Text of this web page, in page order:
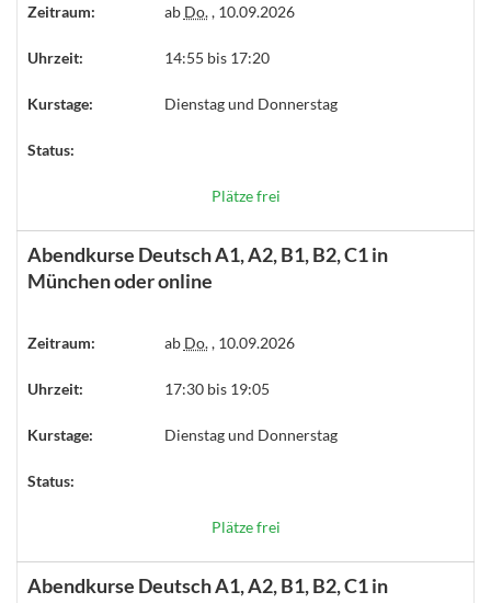
Zeitraum: ab Do., 10.09.2026
Uhrzeit: 14:55 bis 17:20
Kurstage: Dienstag und Donnerstag
Status:
Plätze frei
Abendkurse Deutsch A1, A2, B1, B2, C1 in
München oder online
Zeitraum: ab Do., 10.09.2026
Uhrzeit: 17:30 bis 19:05
Kurstage: Dienstag und Donnerstag
Status:
Plätze frei
Abendkurse Deutsch A1, A2, B1, B2, C1 in